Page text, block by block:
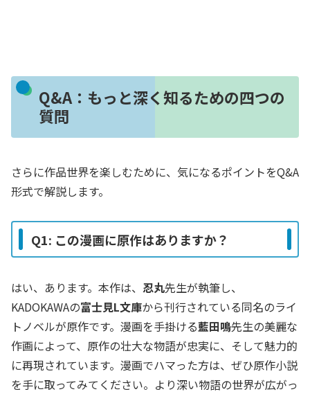
Q&A：もっと深く知るための四つの
質問
さらに作品世界を楽しむために、気になるポイントをQ&A
形式で解説します。
Q1: この漫画に原作はありますか？
はい、あります。本作は、 忍丸先生が執筆し、
KADOKAWAの富士見L文庫から刊行されている同名のライ
トノベルが原作です。漫画を手掛ける藍田鳴先生の美麗な
作画によって、原作の壮大な物語が忠実に、そして魅力的
に再現されています。漫画でハマった方は、ぜひ原作小説
を手に取ってみてください。より深い物語の世界が広がっ